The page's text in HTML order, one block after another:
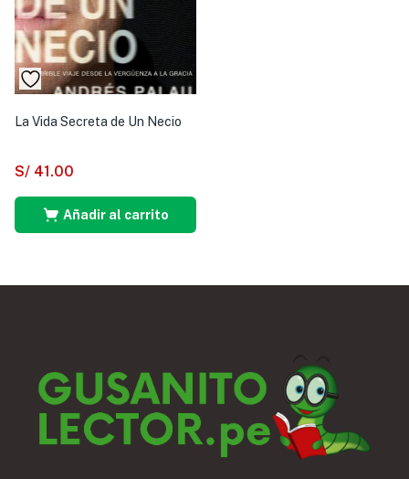
La Vida Secreta de Un Necio
S/ 41.00
Añadir al carrito